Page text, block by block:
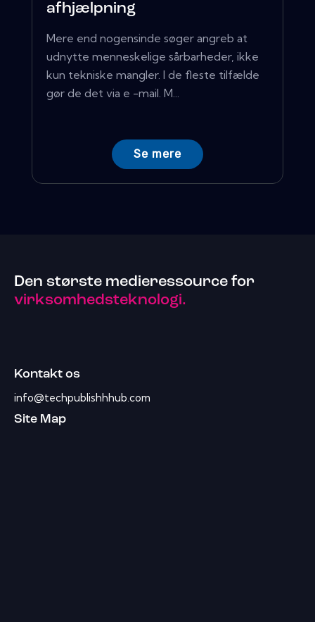
afhjælpning
Mere end nogensinde søger angreb at
udnytte menneskelige sårbarheder, ikke
kun tekniske mangler. I de fleste tilfælde
gør de det via e -mail. M...
Se mere
Den største medieressource for
virksomhedsteknologi.
Kontakt os
info@techpublishhhub.com
Site Map